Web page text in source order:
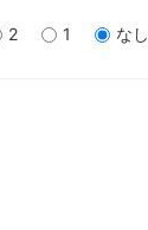
2 1 なし